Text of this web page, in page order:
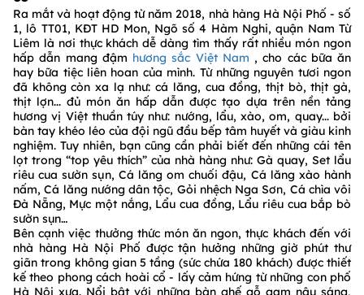
Ra mắt và hoạt động từ năm 2018, nhà hàng Hà Nội Phố - số
1, lô TT01, KĐT HD Mon, Ngõ số 4 Hàm Nghi, quận Nam Từ
Liêm là nơi thực khách dễ dàng tìm thấy rất nhiều món ngon
hấp dẫn mang đậm hương sắc Việt Nam , cho các bữa ăn
hay bữa tiệc liên hoan của mình. Từ những nguyên tươi ngon
đã không còn xa lạ như: cá lăng, cua đồng, thịt bò, thịt gà,
thịt lợn... đủ món ăn hấp dẫn được tạo dựa trên nền tảng
hương vị Việt thuần túy như: nướng, lẩu, xào, om, quay... bởi
bàn tay khéo léo của đội ngũ đầu bếp tâm huyết và giàu kinh
nghiệm. Tuy nhiên, bạn cũng cần phải biết đến những cái tên
lọt trong “top yêu thích” của nhà hàng như: Gà quay, Set lẩu
riêu cua sườn sụn, Cá lăng om chuối đậu, Cá lăng xào hành
nấm, Cá lăng nướng dân tộc, Gỏi nhệch Nga Sơn, Cá chìa vôi
Đà Nẵng, Mực một nắng, Lẩu cua đồng, Lẩu riêu cua bắp bò
sườn sụn…
Bên cạnh việc thưởng thức món ăn ngon, thực khách đến với
nhà hàng Hà Nội Phố được tận hưởng những giờ phút thư
giãn trong không gian 5 tầng (sức chứa 180 khách) được thiết
kế theo phong cách hoài cổ - lấy cảm hứng từ những con phố
Hà Nội xưa. Nổi bật với những bàn ghế gỗ gam nâu sáng,